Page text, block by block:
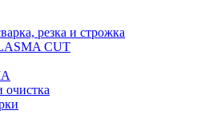
резка и строжка
CUT
очистка